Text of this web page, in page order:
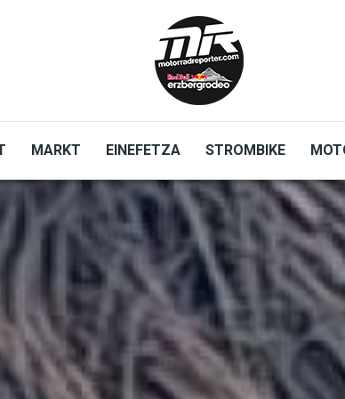
MARKT EINEFETZA STROMBIKE